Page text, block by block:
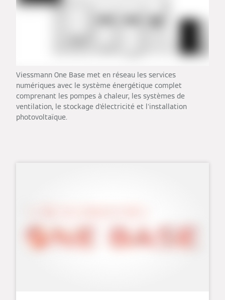
Viessmann One Base met en réseau les services
numériques avec le système énergétique complet
comprenant les pompes à chaleur, les systèmes de
ventilation, le stockage d'électricité et l'installation
photovoltaïque.